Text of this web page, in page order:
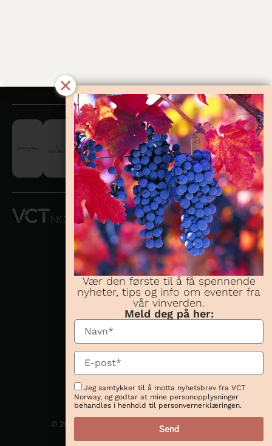
Les mer om Åpenhetsloven
VCT NORWAY
AS OG
CONCHA Y
TORO
NORWAY AS
Telefon:23 08 38
70
Besøksadresse:
Karenslyst allé 16,
0278 Oslo
Postadresse:
0278 Oslo
© 2026 Website magic by
Vær den første til å få spennende
nyheter, tips og info om eventer fra
vår vinverden.
Meld deg på her:
Jeg samtykker til å motta nyhetsbrev fra VCT
Norway, og godtar at mine personopplysninger
behandles i henhold til personvernerklæringen.
Send